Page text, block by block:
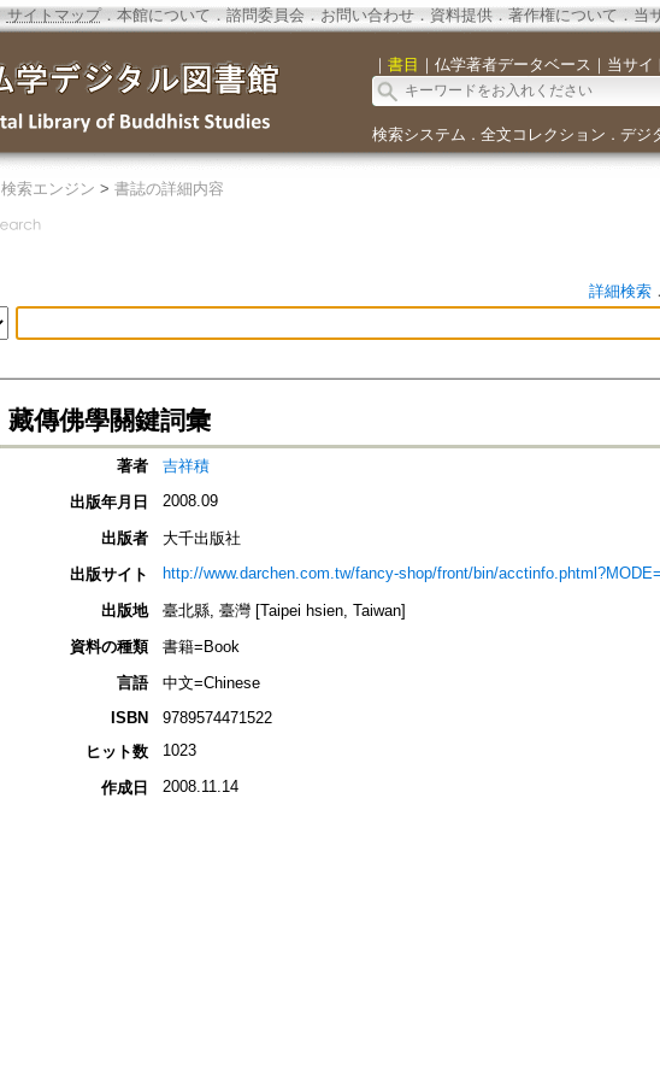
サイトマップ．本館について ． 諮問委員会． お問い合わせ． 資料提供． 著作権について．当
｜ 書目 ｜ 仏学著者データベース ｜ 当サイ
検索システム ． 全文コレクション ． デジ
検索エンジン > 書誌の詳細内容
詳細検索
藏傳佛學關鍵詞彙
著者
吉祥積
出版年月日
2008.09
出版者
大千出版社
出版サイト
http://www.darchen.com.tw/fancy-shop/front/bin/
出版地
臺北縣, 臺灣 [Taipei hsien, Taiwan]
資料の種類
書籍=Book
言語
中文=Chinese
ISBN
9789574471522
ヒット数
1023
作成日 2008.11.14